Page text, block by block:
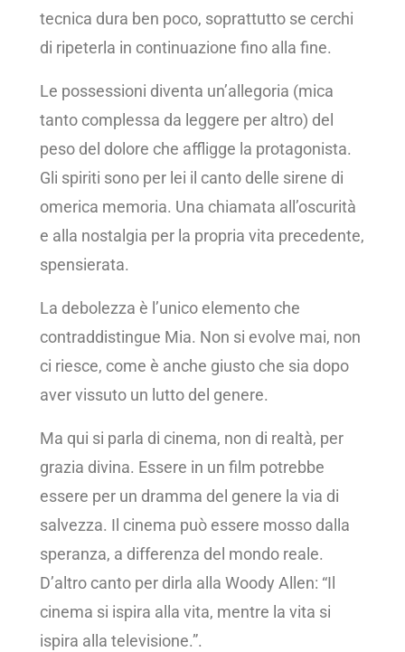
tecnica dura ben poco, soprattutto se cerchi
di ripeterla in continuazione fino alla fine.
Le possessioni diventa un’allegoria (mica
tanto complessa da leggere per altro) del
peso del dolore che affligge la protagonista.
Gli spiriti sono per lei il canto delle sirene di
omerica memoria. Una chiamata all’oscurità
e alla nostalgia per la propria vita precedente,
spensierata.
La debolezza è l’unico elemento che
contraddistingue Mia. Non si evolve mai, non
ci riesce, come è anche giusto che sia dopo
aver vissuto un lutto del genere.
Ma qui si parla di cinema, non di realtà, per
grazia divina. Essere in un film potrebbe
essere per un dramma del genere la via di
salvezza. Il cinema può essere mosso dalla
speranza, a differenza del mondo reale.
D’altro canto per dirla alla Woody Allen: “Il
cinema si ispira alla vita, mentre la vita si
ispira alla televisione.”.